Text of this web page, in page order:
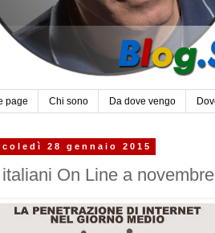
page Chi sono Da dove vengo
28 gennaio 2015
On Line a